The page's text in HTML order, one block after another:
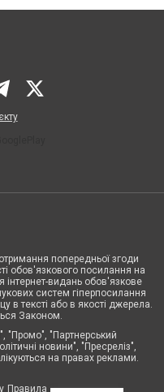
попередньої згоди
обов'язкового посилання на
видань обов'язкове
систем гіперпосилання
в тексті або в якості джерела.
Законом.
"Промо", "Партнерський
новини", "Пресреліз",
на правах реклами.
Правила